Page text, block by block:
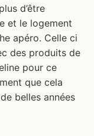
d’être
et le logement
apéro. Celle ci
des produits de
pour ce
que cela
belles années